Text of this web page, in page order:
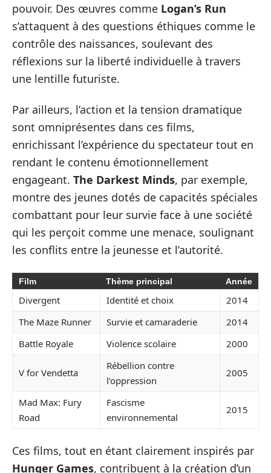
pouvoir. Des œuvres comme Logan’s Run
s’attaquent à des questions éthiques comme le
contrôle des naissances, soulevant des
réflexions sur la liberté individuelle à travers
une lentille futuriste.
Par ailleurs, l’action et la tension dramatique
sont omniprésentes dans ces films,
enrichissant l’expérience du spectateur tout en
rendant le contenu émotionnellement
engageant. The Darkest Minds, par exemple,
montre des jeunes dotés de capacités spéciales
combattant pour leur survie face à une société
qui les perçoit comme une menace, soulignant
les conflits entre la jeunesse et l’autorité.
Film Thème principal Année
Divergent Identité et choix
2014
The Maze Runner
Survie et camaraderie
2014
Battle Royale
Violence scolaire 2000
V for Vendetta
Rébellion contre
l’oppression
2005
Mad Max: Fury
Road
Fascisme
environnemental
2015
Ces films, tout en étant clairement inspirés par
Hunger Games, contribuent à la création d’un